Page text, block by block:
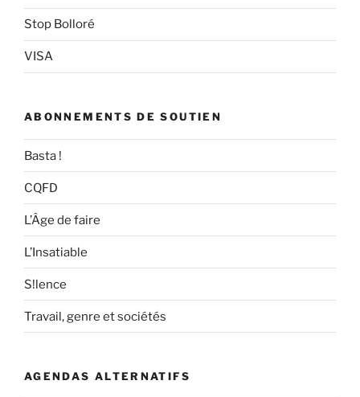
Stop Bolloré
VISA
ABONNEMENTS DE SOUTIEN
Basta !
CQFD
L’Âge de faire
L’Insatiable
S!lence
Travail, genre et sociétés
AGENDAS ALTERNATIFS